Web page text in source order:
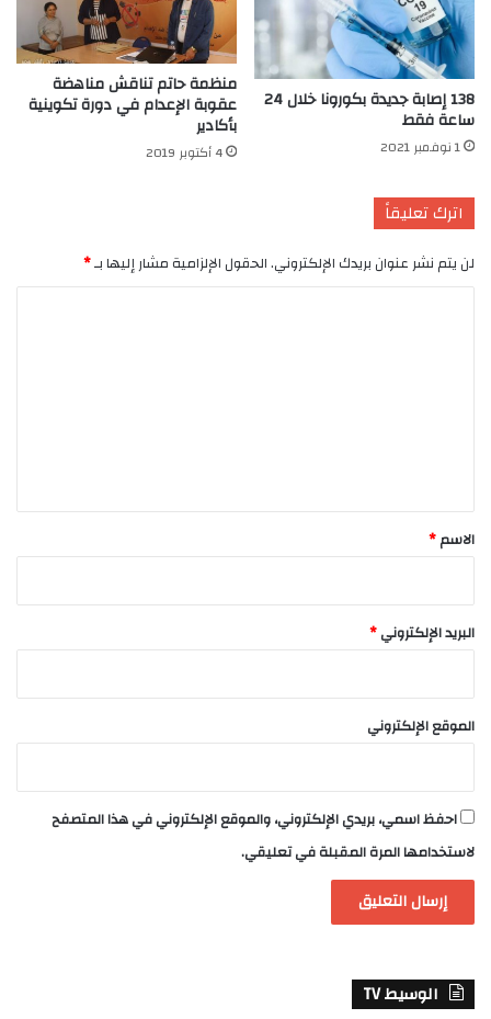
138 إصابة جديدة بكورونا خلال 24
ساعة فقط
1 نوفمبر 2021
منظمة حاتم تناقش مناهضة
عقوبة الإعدام في دورة تكوينية
بأكادير
4 أكتوبر 2019
اترك تعليقاً
لن يتم نشر عنوان بريدك الإلكتروني.الحقول الإلزامية مشار إليها بـ*
*
الاسم*
البريد الإلكتروني*
الموقع الإلكتروني
احفظ اسمي، بريدي الإلكتروني، والموقع الإلكتروني في هذا المتصفح
لاستخدامها المرة المقبلة في تعليقي.
الوسيط TV